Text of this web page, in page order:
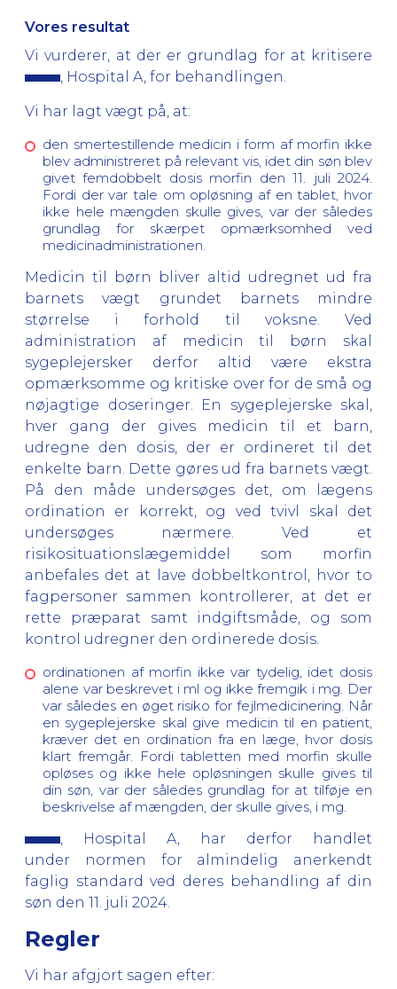
Vores resultat
Vi vurderer, at der er grundlag for at kritisere
, Hospital A, for behandlingen.
Vi har lagt vægt på, at:
den smertestillende medicin i form af morfin ikke
blev administreret på relevant vis, idet din søn blev
givet femdobbelt dosis morfin den 11. juli 2024.
Fordi der var tale om opløsning af en tablet, hvor
ikke hele mængden skulle gives, var der således
grundlag for skærpet opmærksomhed ved
medicinadministrationen.
Medicin til børn bliver altid udregnet ud fra
barnets vægt grundet barnets mindre
størrelse i forhold til voksne. Ved
administration af medicin til børn skal
sygeplejersker derfor altid være ekstra
opmærksomme og kritiske over for de små og
nøjagtige doseringer. En sygeplejerske skal,
hver gang der gives medicin til et barn,
udregne den dosis, der er ordineret til det
enkelte barn. Dette gøres ud fra barnets vægt.
På den måde undersøges det, om lægens
ordination er korrekt, og ved tvivl skal det
undersøges nærmere. Ved et
risikosituationslægemiddel som morfin
anbefales det at lave dobbeltkontrol, hvor to
fagpersoner sammen kontrollerer, at det er
rette præparat samt indgiftsmåde, og som
kontrol udregner den ordinerede dosis.
ordinationen af morfin ikke var tydelig, idet dosis
alene var beskrevet i ml og ikke fremgik i mg. Der
var således en øget risiko for fejlmedicinering. Når
en sygeplejerske skal give medicin til en patient,
kræver det en ordination fra en læge, hvor dosis
klart fremgår. Fordi tabletten med morfin skulle
opløses og ikke hele opløsningen skulle gives til
din søn, var der således grundlag for at tilføje en
beskrivelse af mængden, der skulle gives, i mg.
, Hospital A, har derfor handlet
under normen for almindelig anerkendt
faglig standard ved deres behandling af din
søn den 11. juli 2024.
Regler
Vi har afgjort sagen efter: